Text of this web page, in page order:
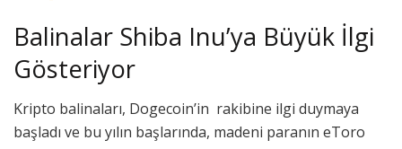
Balinalar Shiba Inu’ya Büyük İlgi
Gösteriyor
Kripto balinaları, Dogecoin’in rakibine ilgi duymaya
başladı ve bu yılın başlarında, madeni paranın eToro